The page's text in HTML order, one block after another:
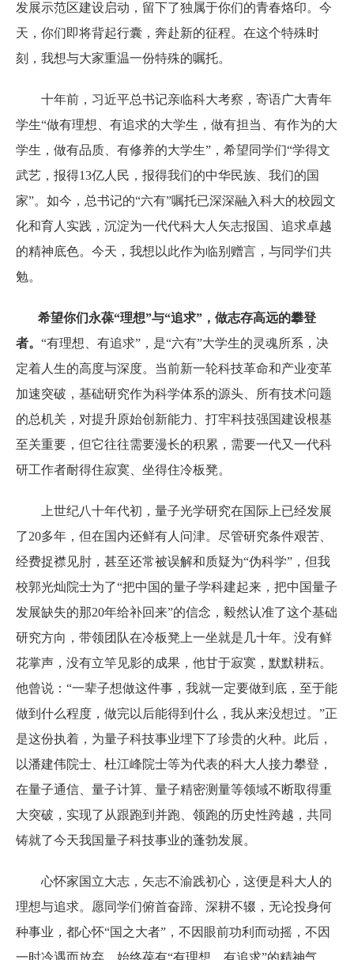
发展示范区建设启动，留下了独属于你们的青春烙印。今
天，你们即将背起行囊，奔赴新的征程。在这个特殊时
刻，我想与大家重温一份特殊的嘱托。
十年前，习近平总书记亲临科大考察，寄语广大青年
学生“做有理想、有追求的大学生，做有担当、有作为的大
学生，做有品质、有修养的大学生”，希望同学们“学得文
武艺，报得13亿人民，报得我们的中华民族、我们的国
家”。如今，总书记的“六有”嘱托已深深融入科大的校园文
化和育人实践，沉淀为一代代科大人矢志报国、追求卓越
的精神底色。今天，我想以此作为临别赠言，与同学们共
勉。
希望你们永葆“理想”与“追求”，做志存高远的攀登
者。 “有理想、有追求”，是“六有”大学生的灵魂所系，决
定着人生的高度与深度。当前新一轮科技革命和产业变革
加速突破，基础研究作为科学体系的源头、所有技术问题
的总机关，对提升原始创新能力、打牢科技强国建设根基
至关重要，但它往往需要漫长的积累，需要一代又一代科
研工作者耐得住寂寞、坐得住冷板凳。
上世纪八十年代初，量子光学研究在国际上已经发展
了20多年，但在国内还鲜有人问津。尽管研究条件艰苦、
经费捉襟见肘，甚至还常被误解和质疑为“伪科学”，但我
校郭光灿院士为了“把中国的量子学科建起来，把中国量子
发展缺失的那20年给补回来”的信念，毅然认准了这个基础
研究方向，带领团队在冷板凳上一坐就是几十年。没有鲜
花掌声，没有立竿见影的成果，他甘于寂寞，默默耕耘。
他曾说：“一辈子想做这件事，我就一定要做到底，至于能
做到什么程度，做完以后能得到什么，我从来没想过。”正
是这份执着，为量子科技事业埋下了珍贵的火种。此后，
以潘建伟院士、杜江峰院士等为代表的科大人接力攀登，
在量子通信、量子计算、量子精密测量等领域不断取得重
大突破，实现了从跟跑到并跑、领跑的历史性跨越，共同
铸就了今天我国量子科技事业的蓬勃发展。
心怀家国立大志，矢志不渝践初心，这便是科大人的
理想与追求。愿同学们俯首奋蹄、深耕不辍，无论投身何
种事业，都心怀“国之大者”，不因眼前功利而动摇，不因